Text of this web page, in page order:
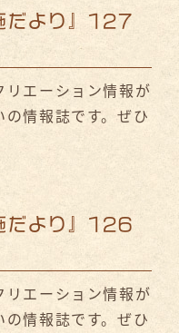
だより』127
エーション情報が
情報誌です。ぜひ
だより』126
エーション情報が
情報誌です。ぜひ